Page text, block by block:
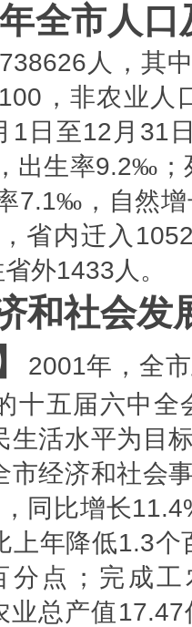
年全市人口
738626 人，其
，非农业人
1 日 至12 月 31
出生率9.2‰；
7.1‰，自然增
省内迁入
省外1433人。
和社会发
2001年，全
十五届六中
生活水平为目
市经济和社会
同比增长
上年降低1.3个
分点；完成
业总产值17.47